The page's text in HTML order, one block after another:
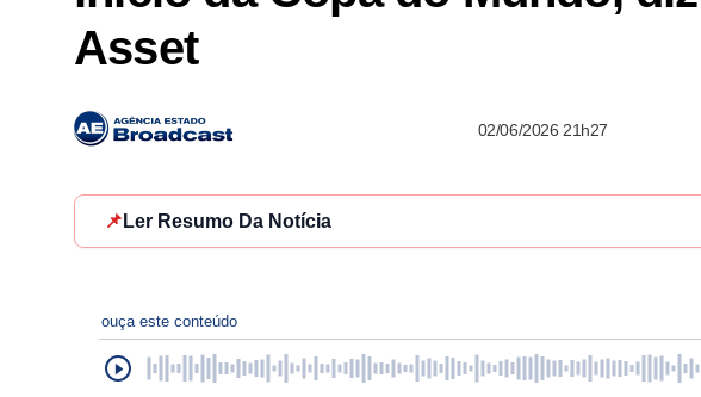
Asset
02/06/2026 21h27
📌 Ler Resumo Da Notícia
ouça este conteúdo